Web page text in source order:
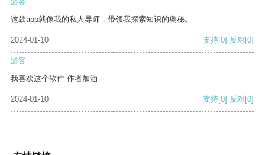
这款app就像我的私人导师，带领我探索知识的奥秘。
2024-01-10 支持[0] 反对[0]
游客
我喜欢这个软件 作者加油
2024-01-10 支持[0] 反对[0]